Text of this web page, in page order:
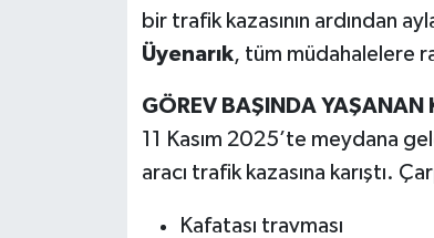
bir trafik kazasının ardından
Üyenarık, tüm müdahalelere
GÖREV BAŞINDA YAŞANAN
11 Kasım 2025’te meydana
aracı trafik kazasına karıştı.
Kafatası travması
Tarihi Yapılarımız